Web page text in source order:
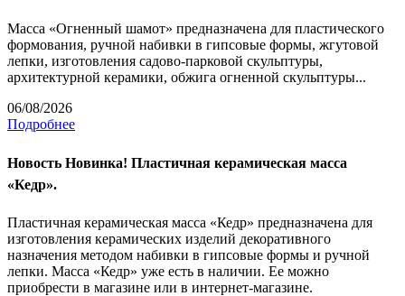
Масса «Огненный шамот» предназначена для пластического
формования, ручной набивки в гипсовые формы, жгутовой
лепки, изготовления садово-парковой скульптуры,
архитектурной керамики, обжига огненной скульптуры...
06/08/2026
Подробнее
Новость Новинка! Пластичная керамическая масса
«Кедр».
Пластичная керамическая масса «Кедр» предназначена для
изготовления керамических изделий декоративного
назначения методом набивки в гипсовые формы и ручной
лепки. Масса «Кедр» уже есть в наличии. Ее можно
приобрести в магазине или в интернет-магазине.